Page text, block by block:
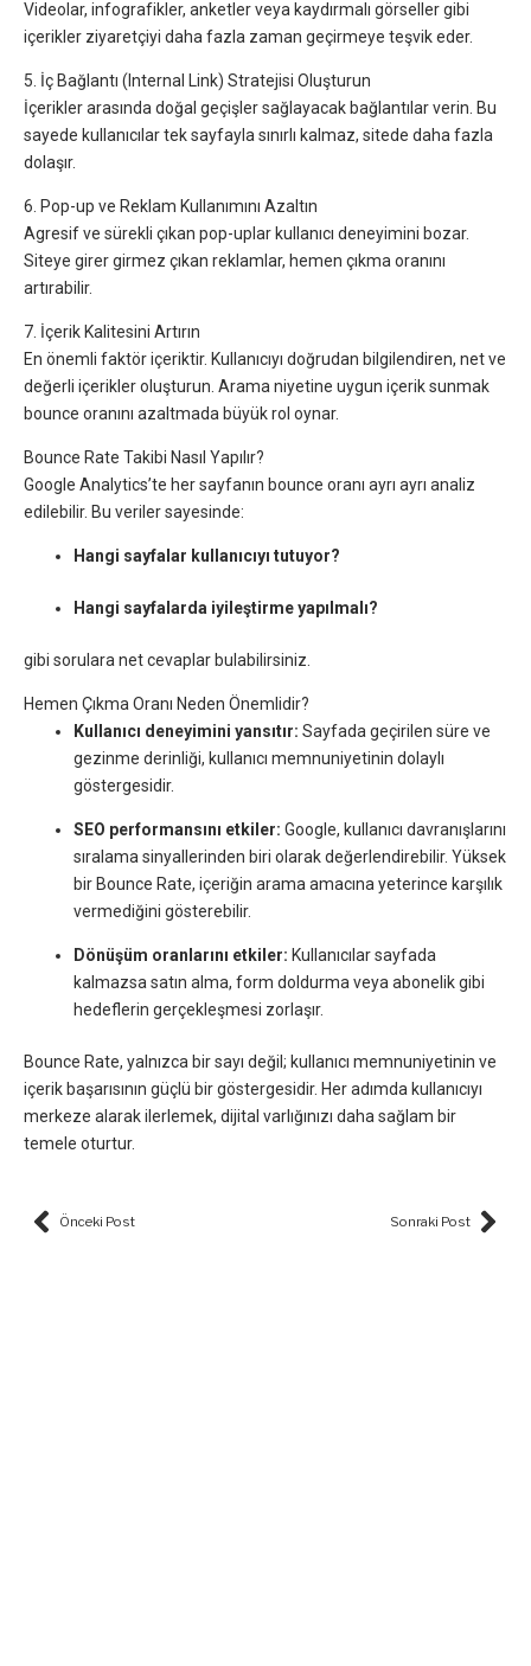
Videolar, infografikler, anketler veya kaydırmalı görseller gibi
içerikler ziyaretçiyi daha fazla zaman geçirmeye teşvik eder.
5. İç Bağlantı (Internal Link) Stratejisi Oluşturun
İçerikler arasında doğal geçişler sağlayacak bağlantılar verin. Bu
sayede kullanıcılar tek sayfayla sınırlı kalmaz, sitede daha fazla
dolaşır.
6. Pop-up ve Reklam Kullanımını Azaltın
Agresif ve sürekli çıkan pop-uplar kullanıcı deneyimini bozar.
Siteye girer girmez çıkan reklamlar, hemen çıkma oranını
artırabilir.
7. İçerik Kalitesini Artırın
En önemli faktör içeriktir. Kullanıcıyı doğrudan bilgilendiren, net ve
değerli içerikler oluşturun. Arama niyetine uygun içerik sunmak
bounce oranını azaltmada büyük rol oynar.
Bounce Rate Takibi Nasıl Yapılır?
Google Analytics’te her sayfanın bounce oranı ayrı ayrı analiz
edilebilir. Bu veriler sayesinde:
Hangi sayfalar kullanıcıyı tutuyor?
Hangi sayfalarda iyileştirme yapılmalı?
gibi sorulara net cevaplar bulabilirsiniz.
Hemen Çıkma Oranı Neden Önemlidir?
Kullanıcı deneyimini yansıtır: Sayfada geçirilen süre ve
gezinme derinliği, kullanıcı memnuniyetinin dolaylı
göstergesidir.
SEO performansını etkiler: Google, kullanıcı davranışlarını
sıralama sinyallerinden biri olarak değerlendirebilir. Yüksek
bir Bounce Rate, içeriğin arama amacına yeterince karşılık
vermediğini gösterebilir.
Dönüşüm oranlarını etkiler: Kullanıcılar sayfada
kalmazsa satın alma, form doldurma veya abonelik gibi
hedeflerin gerçekleşmesi zorlaşır.
Bounce Rate, yalnızca bir sayı değil; kullanıcı memnuniyetinin ve
içerik başarısının güçlü bir göstergesidir. Her adımda kullanıcıyı
merkeze alarak ilerlemek, dijital varlığınızı daha sağlam bir
temele oturtur.
Prev
Önceki Post Sonraki Post